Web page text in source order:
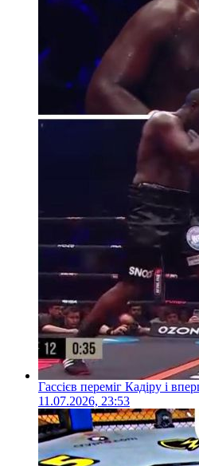
Гассієв переміг Кадіру і
11.07.2026, 23:53